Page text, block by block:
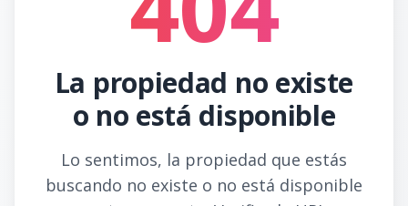
La propiedad no existe
o no está disponible
Lo sentimos, la propiedad que estás
buscando no existe o no está disponible